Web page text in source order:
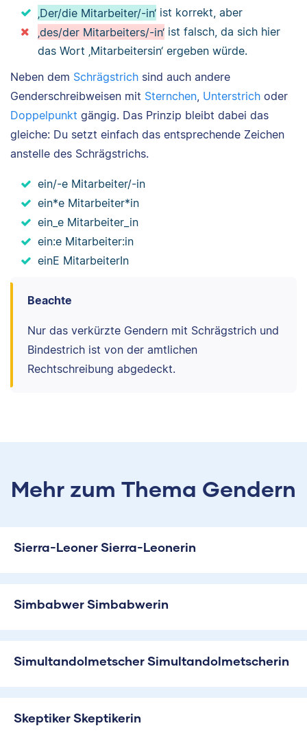
‚Der/die Mitarbeiter/-in‘ ist korrekt, aber
‚des/der Mitarbeiters/-in‘ ist falsch, da sich hier
das Wort ‚Mitarbeitersin‘ ergeben würde.
Neben dem Schrägstrich sind auch andere
Genderschreibweisen mit Sternchen, Unterstrich oder
Doppelpunkt gängig. Das Prinzip bleibt dabei das
gleiche: Du setzt einfach das entsprechende Zeichen
anstelle des Schrägstrichs.
ein/-e Mitarbeiter/-in
ein*e Mitarbeiter*in
ein_e Mitarbeiter_in
ein:e Mitarbeiter:in
einE MitarbeiterIn
Beachte
Nur das verkürzte Gendern mit Schrägstrich und
Bindestrich ist von der amtlichen
Rechtschreibung abgedeckt.
Mehr zum Thema Gendern
Sierra-Leoner Sierra-Leonerin
Simbabwer Simbabwerin
Simultandolmetscher Simultandolmetscherin
Skeptiker Skeptikerin